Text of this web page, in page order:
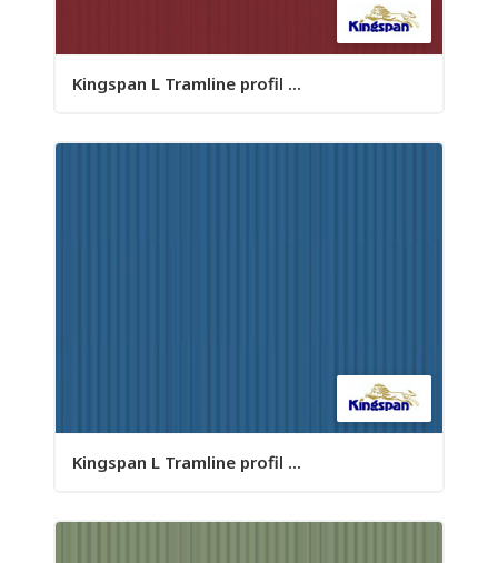
Kingspan L Tramline profil ...
Kingspan L Tramline profil ...